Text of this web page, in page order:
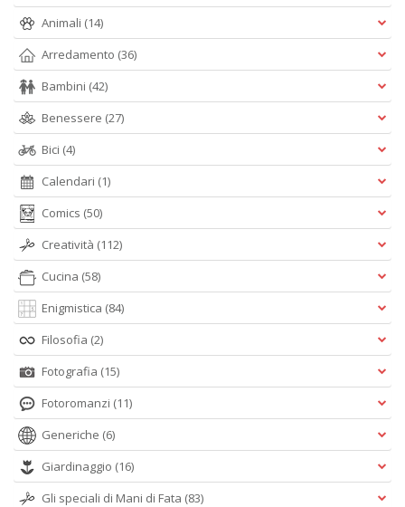
Animali (14)
Arredamento (36)
Bambini (42)
Benessere (27)
Bici (4)
Calendari (1)
Comics (50)
Creatività (112)
Cucina (58)
Enigmistica (84)
Filosofia (2)
Fotografia (15)
Fotoromanzi (11)
Generiche (6)
Giardinaggio (16)
Gli speciali di Mani di Fata (83)